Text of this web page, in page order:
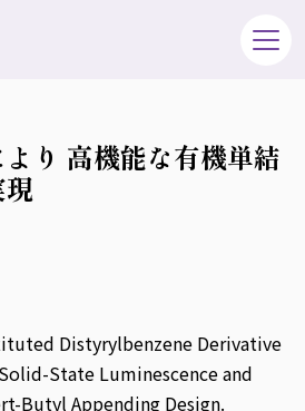
り 高機能な有機単結
Distyrylbenzene Derivative
State Luminescence and
Butyl Appending Design.